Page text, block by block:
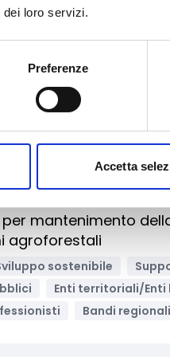
loro servizi.
Preferenze
Accetta
insediati
Grandi Imprese
/ locali
per mantenimento
agroforestali
sostenibile
Enti territoriali/Enti
Bandi